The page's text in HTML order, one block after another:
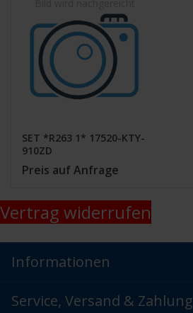
SET *R263 1* 17520-KTY-
910ZD
Preis auf Anfrage
Vertrag widerrufen
Informationen
Service, Versand & Zahlung